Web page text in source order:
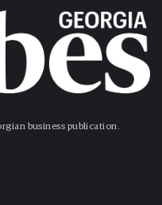
business publication.